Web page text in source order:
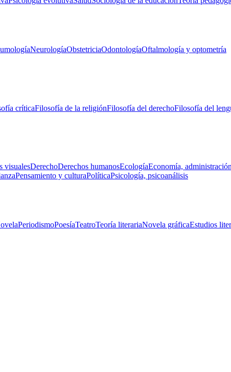
NeurologíaObstetriciaOdontologíaOftalmología y optometría
críticaFilosofía de la religiónFilosofía del derechoFilosofía del
visualesDerechoDerechos humanosEcologíaEconomía, administración
Pensamiento y culturaPolíticaPsicología, psicoanálisis
PeriodismoPoesíaTeatroTeoría literariaNovela gráficaEstudios